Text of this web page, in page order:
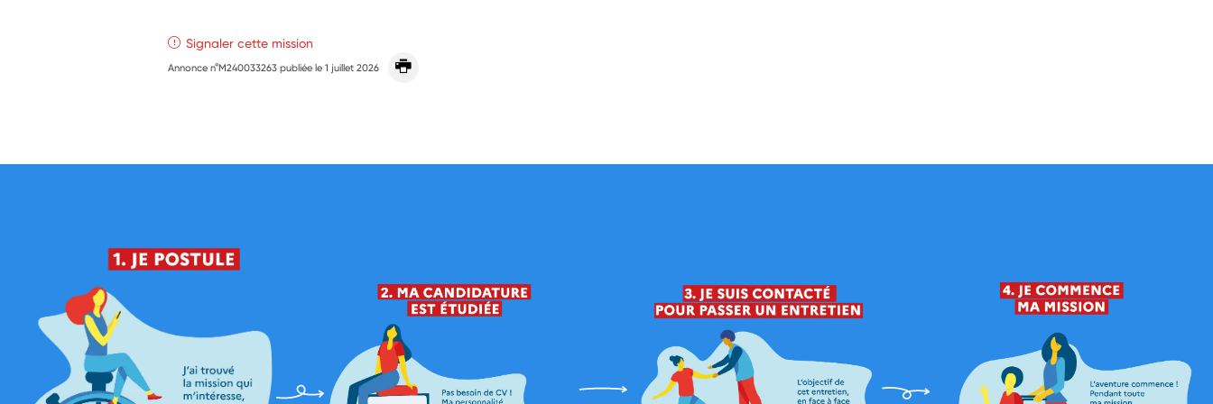
Signaler cette mission
Annonce n°M240033263 publiée le1 juillet 2026